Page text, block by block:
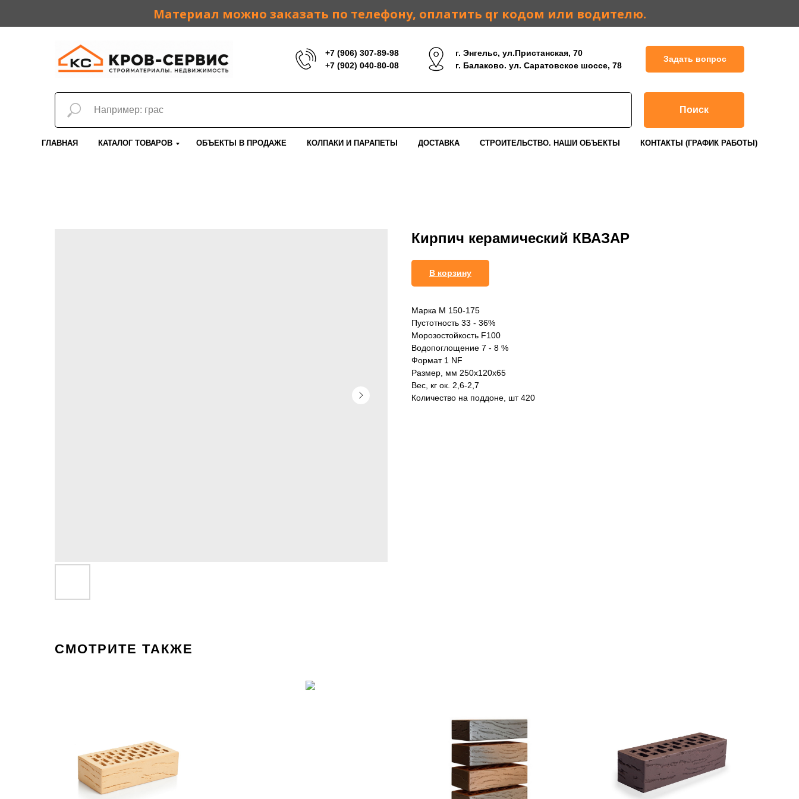
Материал можно заказать по телефону, оплатить qr кодом или водителю.
+7 (906) 307-89-98
+7 (902) 040-80-08
г. Энгельс, ул.Пристанская, 70
г. Балаково. ул. Саратовское шоссе, 78
Задать вопрос
Поиск
ГЛАВНАЯ КАТАЛОГ ТОВАРОВ ОБЪЕКТЫ В ПРОДАЖЕ КОЛПАКИ И ПАРАПЕТЫ ДОСТАВКА СТРОИТЕЛЬСТВО. НАШИ ОБЪЕКТЫ КОНТАКТЫ (ГРАФИК РАБОТЫ)
Кирпич керамический КВАЗАР
В корзину
Марка М 150-175
Пустотность 33 - 36%
Морозостойкость F100
Водопоглощение 7 - 8 %
Формат 1 NF
Размер, мм 250х120х65
Вес, кг ок. 2,6-2,7
Количество на поддоне, шт 420
СМОТРИТЕ ТАКЖЕ